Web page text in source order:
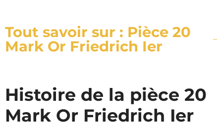
Tout savoir sur : Pièce 20
Mark Or Friedrich Ier
Histoire de la pièce 20
Mark Or Friedrich Ier